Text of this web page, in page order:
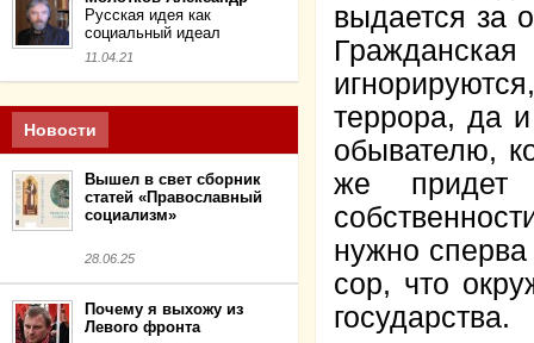
Русская идея как
социальный идеал
11.04.21
Новости
Вышел в свет сборник
статей «Православный
социализм»
28.06.25
Почему я выхожу из
Левого фронта
выдается за
террора, да
обывателю,
же придет
нужно сперва
сор, что
государства.